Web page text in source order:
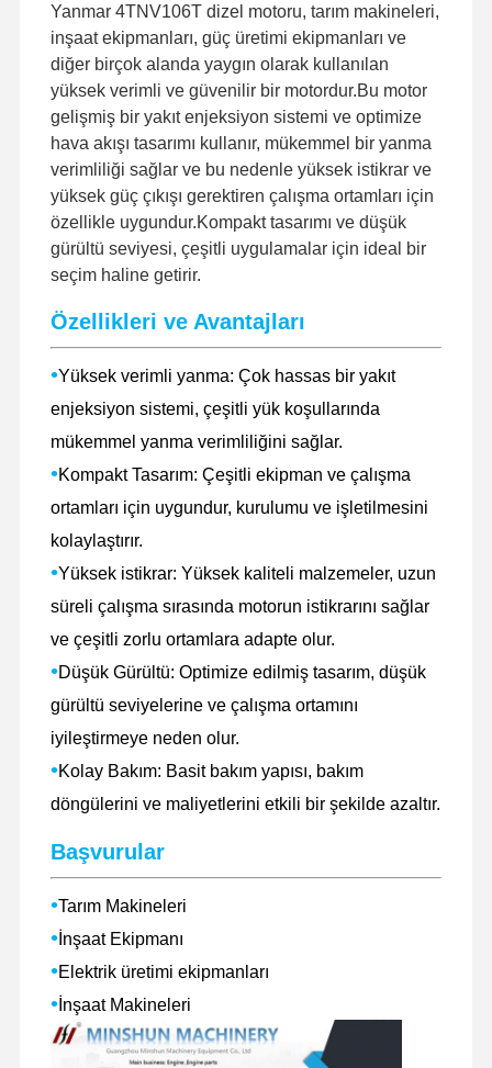
Evde Ürün
Yanmar 4TNV106T dizel motoru, tarım makineleri,
inşaat ekipmanları, güç üretimi ekipmanları ve
diğer birçok alanda yaygın olarak kullanılan
yüksek verimli ve güvenilir bir motordur.Bu motor
gelişmiş bir yakıt enjeksiyon sistemi ve optimize
hava akışı tasarımı kullanır, mükemmel bir yanma
verimliliği sağlar ve bu nedenle yüksek istikrar ve
yüksek güç çıkışı gerektiren çalışma ortamları için
özellikle uygundur.Kompakt tasarımı ve düşük
gürültü seviyesi, çeşitli uygulamalar için ideal bir
seçim haline getirir.
Özellikleri ve Avantajları
•Yüksek verimli yanma: Çok hassas bir yakıt
enjeksiyon sistemi, çeşitli yük koşullarında
mükemmel yanma verimliliğini sağlar.
•Kompakt Tasarım: Çeşitli ekipman ve çalışma
ortamları için uygundur, kurulumu ve işletilmesini
kolaylaştırır.
•Yüksek istikrar: Yüksek kaliteli malzemeler, uzun
süreli çalışma sırasında motorun istikrarını sağlar
ve çeşitli zorlu ortamlara adapte olur.
•Düşük Gürültü: Optimize edilmiş tasarım, düşük
gürültü seviyelerine ve çalışma ortamını
iyileştirmeye neden olur.
•Kolay Bakım: Basit bakım yapısı, bakım
döngülerini ve maliyetlerini etkili bir şekilde azaltır.
Başvurular
•Tarım Makineleri
•İnşaat Ekipmanı
•Elektrik üretimi ekipmanları
•İnşaat Makineleri